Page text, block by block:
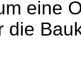
eine
die